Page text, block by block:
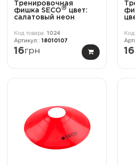
Тренировочная
фишка SECO® цвет:
салатовый неон
1024
18010107
16грн 16